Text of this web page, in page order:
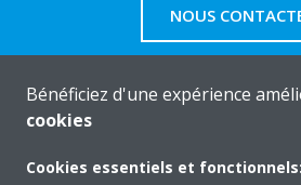
NOUS
Bénéficiez d'une expérience
cookies
Cookies essentiels et fonctionnels: